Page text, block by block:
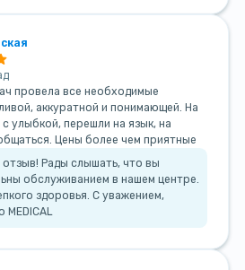
провела все необходимые
аккуратной и понимающей. На
улыбкой, перешли на язык, на
Цены более чем приятные
Рады слышать, что вы
обслуживанием в нашем центре.
здоровья. С уважением,
MEDICAL